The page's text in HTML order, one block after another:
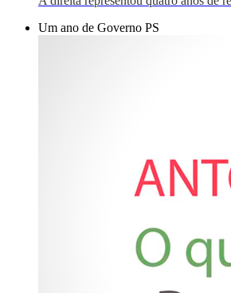
Um ano de Governo PS